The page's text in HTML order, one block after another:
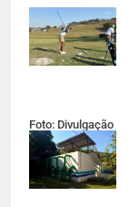
Cardoso
Foto: Divulgação